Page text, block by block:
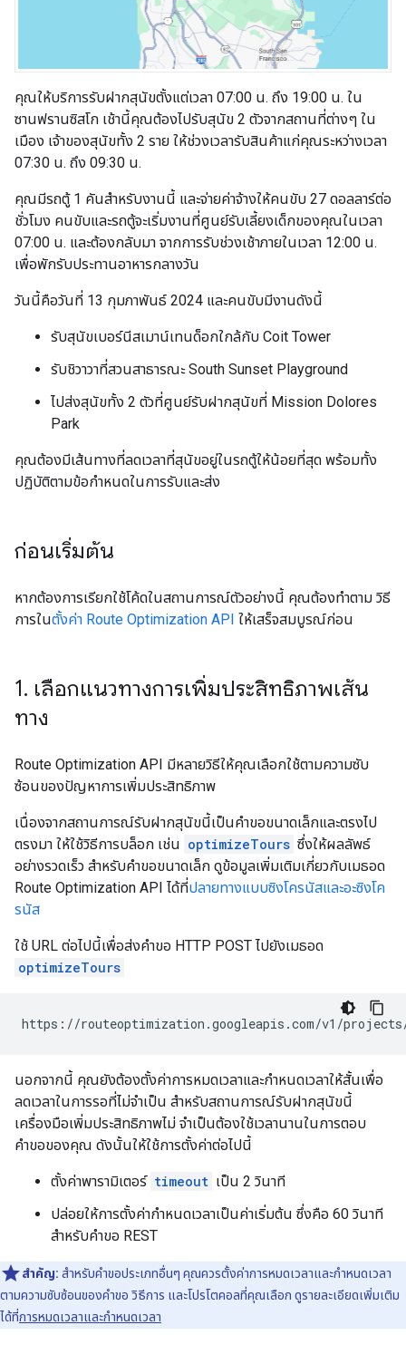
คุณให้บริการรับฝากสุนัขตั้งแต่เวลา 07:00 น. ถึง 19:00 น. ใน
ซานฟรานซิสโก เช้านี้คุณต้องไปรับสุนัข 2 ตัวจากสถานที่ต่างๆ ใน
เมือง เจ้าของสุนัขทั้ง 2 ราย ให้ช่วงเวลารับสินค้าแก่คุณระหว่างเวลา
07:30 น. ถึง 09:30 น.
คุณมีรถตู้ 1 คันสำหรับงานนี้ และจ่ายค่าจ้างให้คนขับ 27 ดอลลาร์ต่อ
ชั่วโมง คนขับและรถตู้จะเริ่มงานที่ศูนย์รับเลี้ยงเด็กของคุณในเวลา
07:00 น. และต้องกลับมา จากการรับช่วงเช้าภายในเวลา 12:00 น.
เพื่อพักรับประทานอาหารกลางวัน
วันนี้คือวันที่ 13 กุมภาพันธ์ 2024 และคนขับมีงานดังนี้
รับสุนัขเบอร์นีสเมาน์เทนด็อกใกล้กับ Coit Tower
รับชิวาวาที่สวนสาธารณะ South Sunset Playground
ไปส่งสุนัขทั้ง 2 ตัวที่ศูนย์รับฝากสุนัขที่ Mission Dolores
Park
คุณต้องมีเส้นทางที่ลดเวลาที่สุนัขอยู่ในรถตู้ให้น้อยที่สุด พร้อมทั้ง
ปฏิบัติตามข้อกำหนดในการรับและส่ง
ก่อนเริ่มต้น
หากต้องการเรียกใช้โค้ดในสถานการณ์ตัวอย่างนี้ คุณต้องทำตาม วิธี
การในตั้งค่า Route Optimization API ให้เสร็จสมบูรณ์ก่อน
1. เลือกแนวทางการเพิ่มประสิทธิภาพเส้น
ทาง
Route Optimization API มีหลายวิธีให้คุณเลือกใช้ตามความซับ
ซ้อนของปัญหาการเพิ่มประสิทธิภาพ
เนื่องจากสถานการณ์รับฝากสุนัขนี้เป็นคำขอขนาดเล็กและตรงไป
ตรงมา ให้ใช้วิธีการบล็อก เช่น optimizeTours ซึ่งให้ผลลัพธ์
อย่างรวดเร็ว สำหรับคำขอขนาดเล็ก ดูข้อมูลเพิ่มเติมเกี่ยวกับเมธอด
Route Optimization API ได้ที่ปลายทางแบบซิงโครนัสและอะซิงโค
รนัส
ใช้ URL ต่อไปนี้เพื่อส่งคำขอ HTTP POST ไปยังเมธอด
optimizeTours
https://routeoptimization.googleapis.com/v1/
นอกจากนี้ คุณยังต้องตั้งค่าการหมดเวลาและกำหนดเวลาให้สั้นเพื่อ
ลดเวลาในการรอที่ไม่จำเป็น สำหรับสถานการณ์รับฝากสุนัขนี้
เครื่องมือเพิ่มประสิทธิภาพไม่ จำเป็นต้องใช้เวลานานในการตอบ
คำขอของคุณ ดังนั้นให้ใช้การตั้งค่าต่อไปนี้
ตั้งค่าพารามิเตอร์ timeout เป็น 2 วินาที
ปล่อยให้การตั้งค่ากำหนดเวลาเป็นค่าเริ่มต้น ซึ่งคือ 60 วินาที
สำหรับคำขอ REST
สำคัญ: สำหรับคำขอประเภทอื่นๆ คุณควรตั้งค่าการหมดเวลาและกำหนดเวลา
ตามความซับซ้อนของคำขอ วิธีการ และโปรโตคอลที่คุณเลือก ดูรายละเอียดเพิ่มเติม
ได้ที่การหมดเวลาและกำหนดเวลา